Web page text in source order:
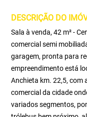
DESCRIÇÃO DO
Sala à venda, 42 m² -
comercial semi
garagem, pronta para
empreendimento está
Anchieta km. 22,5, com
comercial da cidade
variados segmentos,